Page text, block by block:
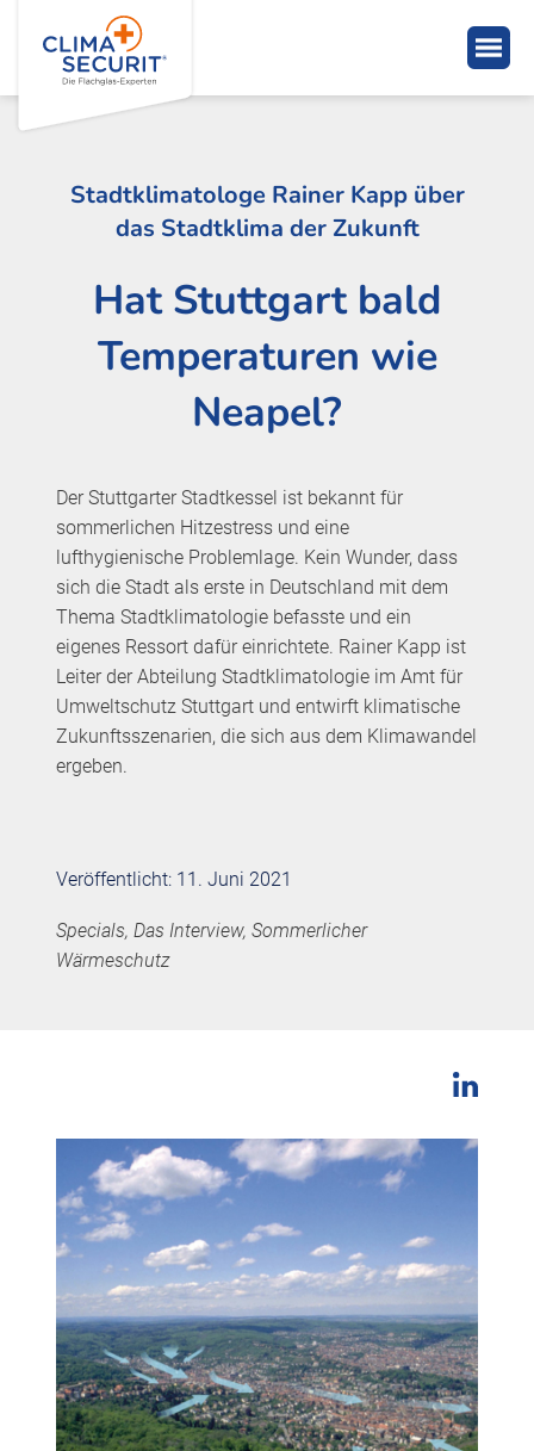
Stadtklimatologe Rainer Kapp über
das Stadtklima der Zukunft
Hat Stuttgart bald
Temperaturen wie
Neapel?
Der Stuttgarter Stadtkessel ist bekannt für
sommerlichen Hitzestress und eine
lufthygienische Problemlage. Kein Wunder, dass
sich die Stadt als erste in Deutschland mit dem
Thema Stadtklimatologie befasste und ein
eigenes Ressort dafür einrichtete. Rainer Kapp ist
Leiter der Abteilung Stadtklimatologie im Amt für
Umweltschutz Stuttgart und entwirft klimatische
Zukunftsszenarien, die sich aus dem Klimawandel
ergeben.
Veröffentlicht: 11. Juni 2021
Specials, Das Interview, Sommerlicher
Wärmeschutz